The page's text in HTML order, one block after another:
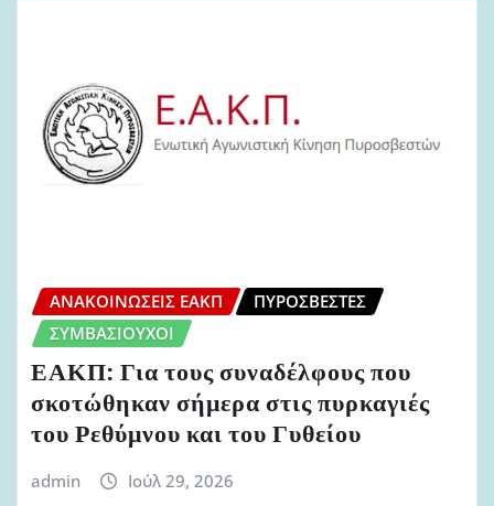
ΑΝΑΚΟΙΝΏΣΕΙΣ ΕΑΚΠ
ΠΥΡΟΣΒΈΣΤΕΣ
ΣΥΜΒΑΣΙΟΎΧΟΙ
ΕΑΚΠ: Για τους συναδέλφους που
σκοτώθηκαν σήμερα στις πυρκαγιές
του Ρεθύμνου και του Γυθείου
admin Ιούλ 29, 2026